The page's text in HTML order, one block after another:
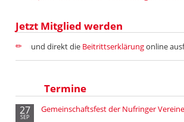
Jetzt Mitglied werden
und direkt die Beitrittserklärungonline
Termine
27
SEP
Gemeinschaftsfest der Nufringer Vereine